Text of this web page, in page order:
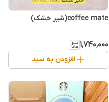
coffee mate(شیر خشک)
۱٬۷۴۰٬۰۰۰
افزودن به سبد